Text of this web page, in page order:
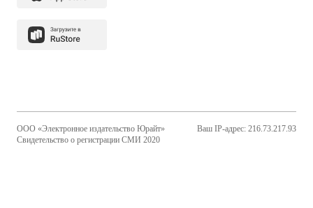
ООО «Электронное издательство Юрайт»
Свидетельство о регистрации СМИ 2020
Ваш IP-адрес: 216.73.217.93